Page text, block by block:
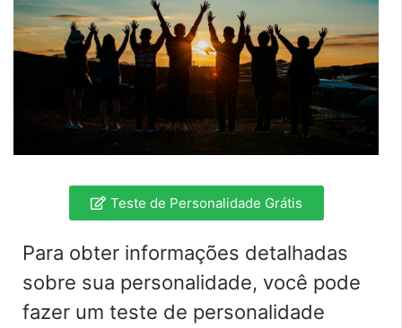
Teste de Personalidade Grátis
Para obter informações detalhadas
sobre sua personalidade, você pode
fazer um teste de personalidade